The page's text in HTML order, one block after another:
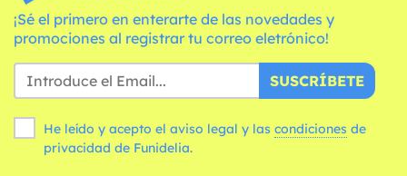
¡Sé el primero en enterarte de las novedades y
promociones al registrar tu correo eletrónico!
SUSCRÍBETE
He leído y acepto el aviso legal y las condiciones
privacidad de Funidelia.